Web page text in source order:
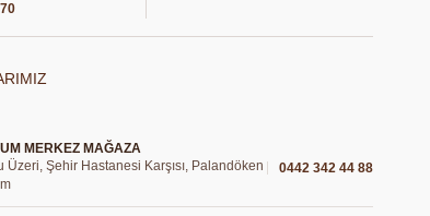
MERKEZ MAĞAZA
Üzeri, Şehir Hastanesi Karşısı, Palandöken
0442 342 44 88